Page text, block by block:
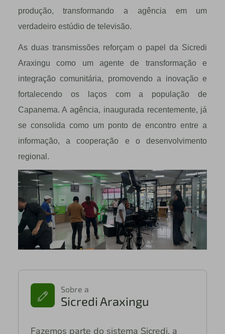
produção, transformando a agência em um
verdadeiro estúdio de televisão.
As duas transmissões reforçam o papel da Sicredi
Araxingu como um agente de transformação e
integração comunitária, promovendo a inovação e
fortalecendo os laços com a população de
Capanema. A agência, inaugurada recentemente, já
se consolida como um ponto de encontro entre a
informação, a cooperação e o desenvolvimento
regional.
Sobre a
Sicredi Araxingu
Fazemos parte do sistema Sicredi, a